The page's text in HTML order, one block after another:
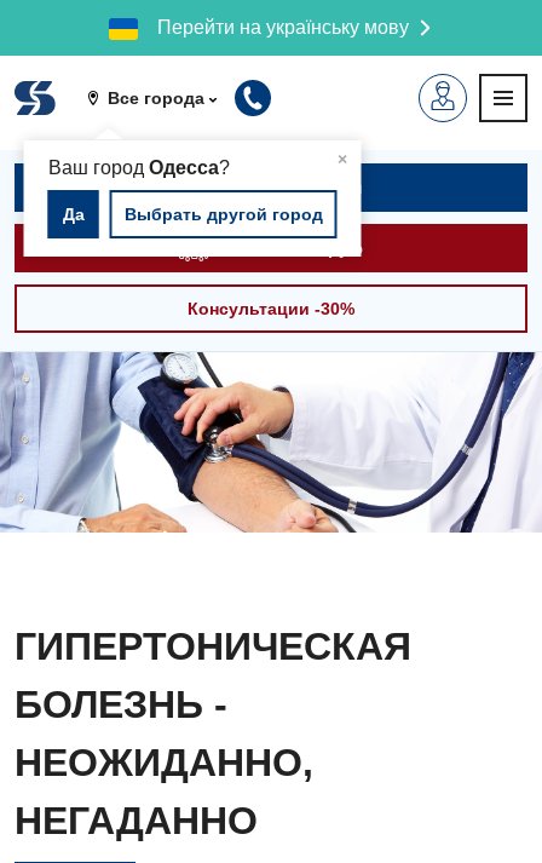
Перейти на українську мову
Все города
×
Ваш город Одесса?
Да Выбрать другой город
Записаться на приём
Вызвать скорую
Консультации -30%
ГИПЕРТОНИЧЕСКАЯ
БОЛЕЗНЬ -
НЕОЖИДАННО,
НЕГАДАННО